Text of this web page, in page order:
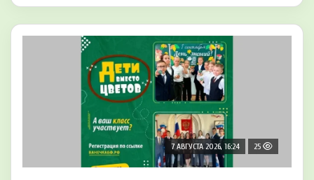
7 АВГУСТА 2026, 16:24 25